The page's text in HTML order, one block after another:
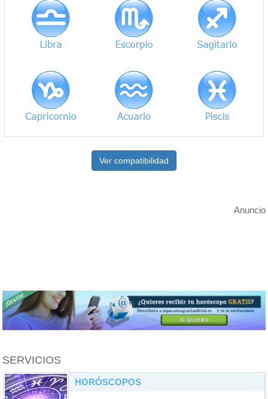
Ver compatibilidad
Anuncio
SERVICIOS
HORÓSCOPOS